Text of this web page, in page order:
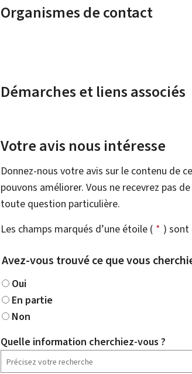
Organismes de contact
Démarches et liens associés
Votre avis nous intéresse
Donnez-nous votre avis sur le contenu de
pouvons améliorer. Vous ne recevrez pas
toute question particulière.
Les champs marqués d’une étoile ( * ) sont
Avez-vous trouvé ce que vous
Oui
En partie
Non
Quelle information cherchiez-vous ?